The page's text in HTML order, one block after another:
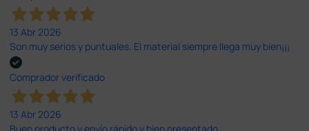
13 Abr 2026
Son muy serios y puntuales. El material siempre llega muy bien¡¡¡
Comprador verificado
13 Abr 2026
Buen producto y envío rápido y bien presentado